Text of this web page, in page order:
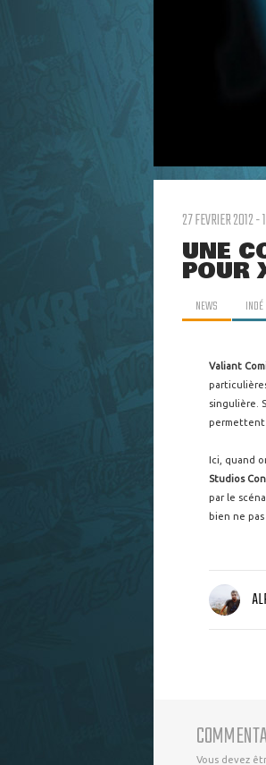
27 FEVRIER 2012 -
UNE
POUR
NEWS INDÉ
Valiant
singulière.
permettent
Ici, quand
Studios
par le
bien ne pas
Vous devez